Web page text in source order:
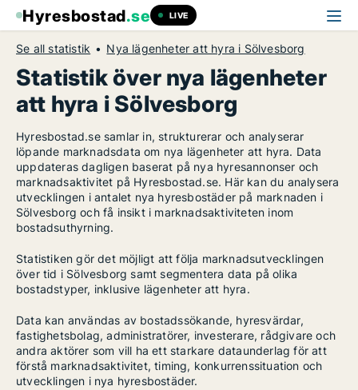
Hyresbostad.se LIVE
Se all statistik Nya lägenheter att hyra i Sölvesborg
Statistik över nya lägenheter
att hyra i Sölvesborg
Hyresbostad.se samlar in, strukturerar och analyserar
löpande marknadsdata om nya lägenheter att hyra. Data
uppdateras dagligen baserat på nya hyresannonser och
marknadsaktivitet på Hyresbostad.se. Här kan du analysera
utvecklingen i antalet nya hyresbostäder på marknaden i
Sölvesborg och få insikt i marknadsaktiviteten inom
bostadsuthyrning.
Statistiken gör det möjligt att följa marknadsutvecklingen
över tid i Sölvesborg samt segmentera data på olika
bostadstyper, inklusive lägenheter att hyra.
Data kan användas av bostadssökande, hyresvärdar,
fastighetsbolag, administratörer, investerare, rådgivare och
andra aktörer som vill ha ett starkare dataunderlag för att
förstå marknadsaktivitet, timing, konkurrenssituation och
utvecklingen i nya hyresbostäder.